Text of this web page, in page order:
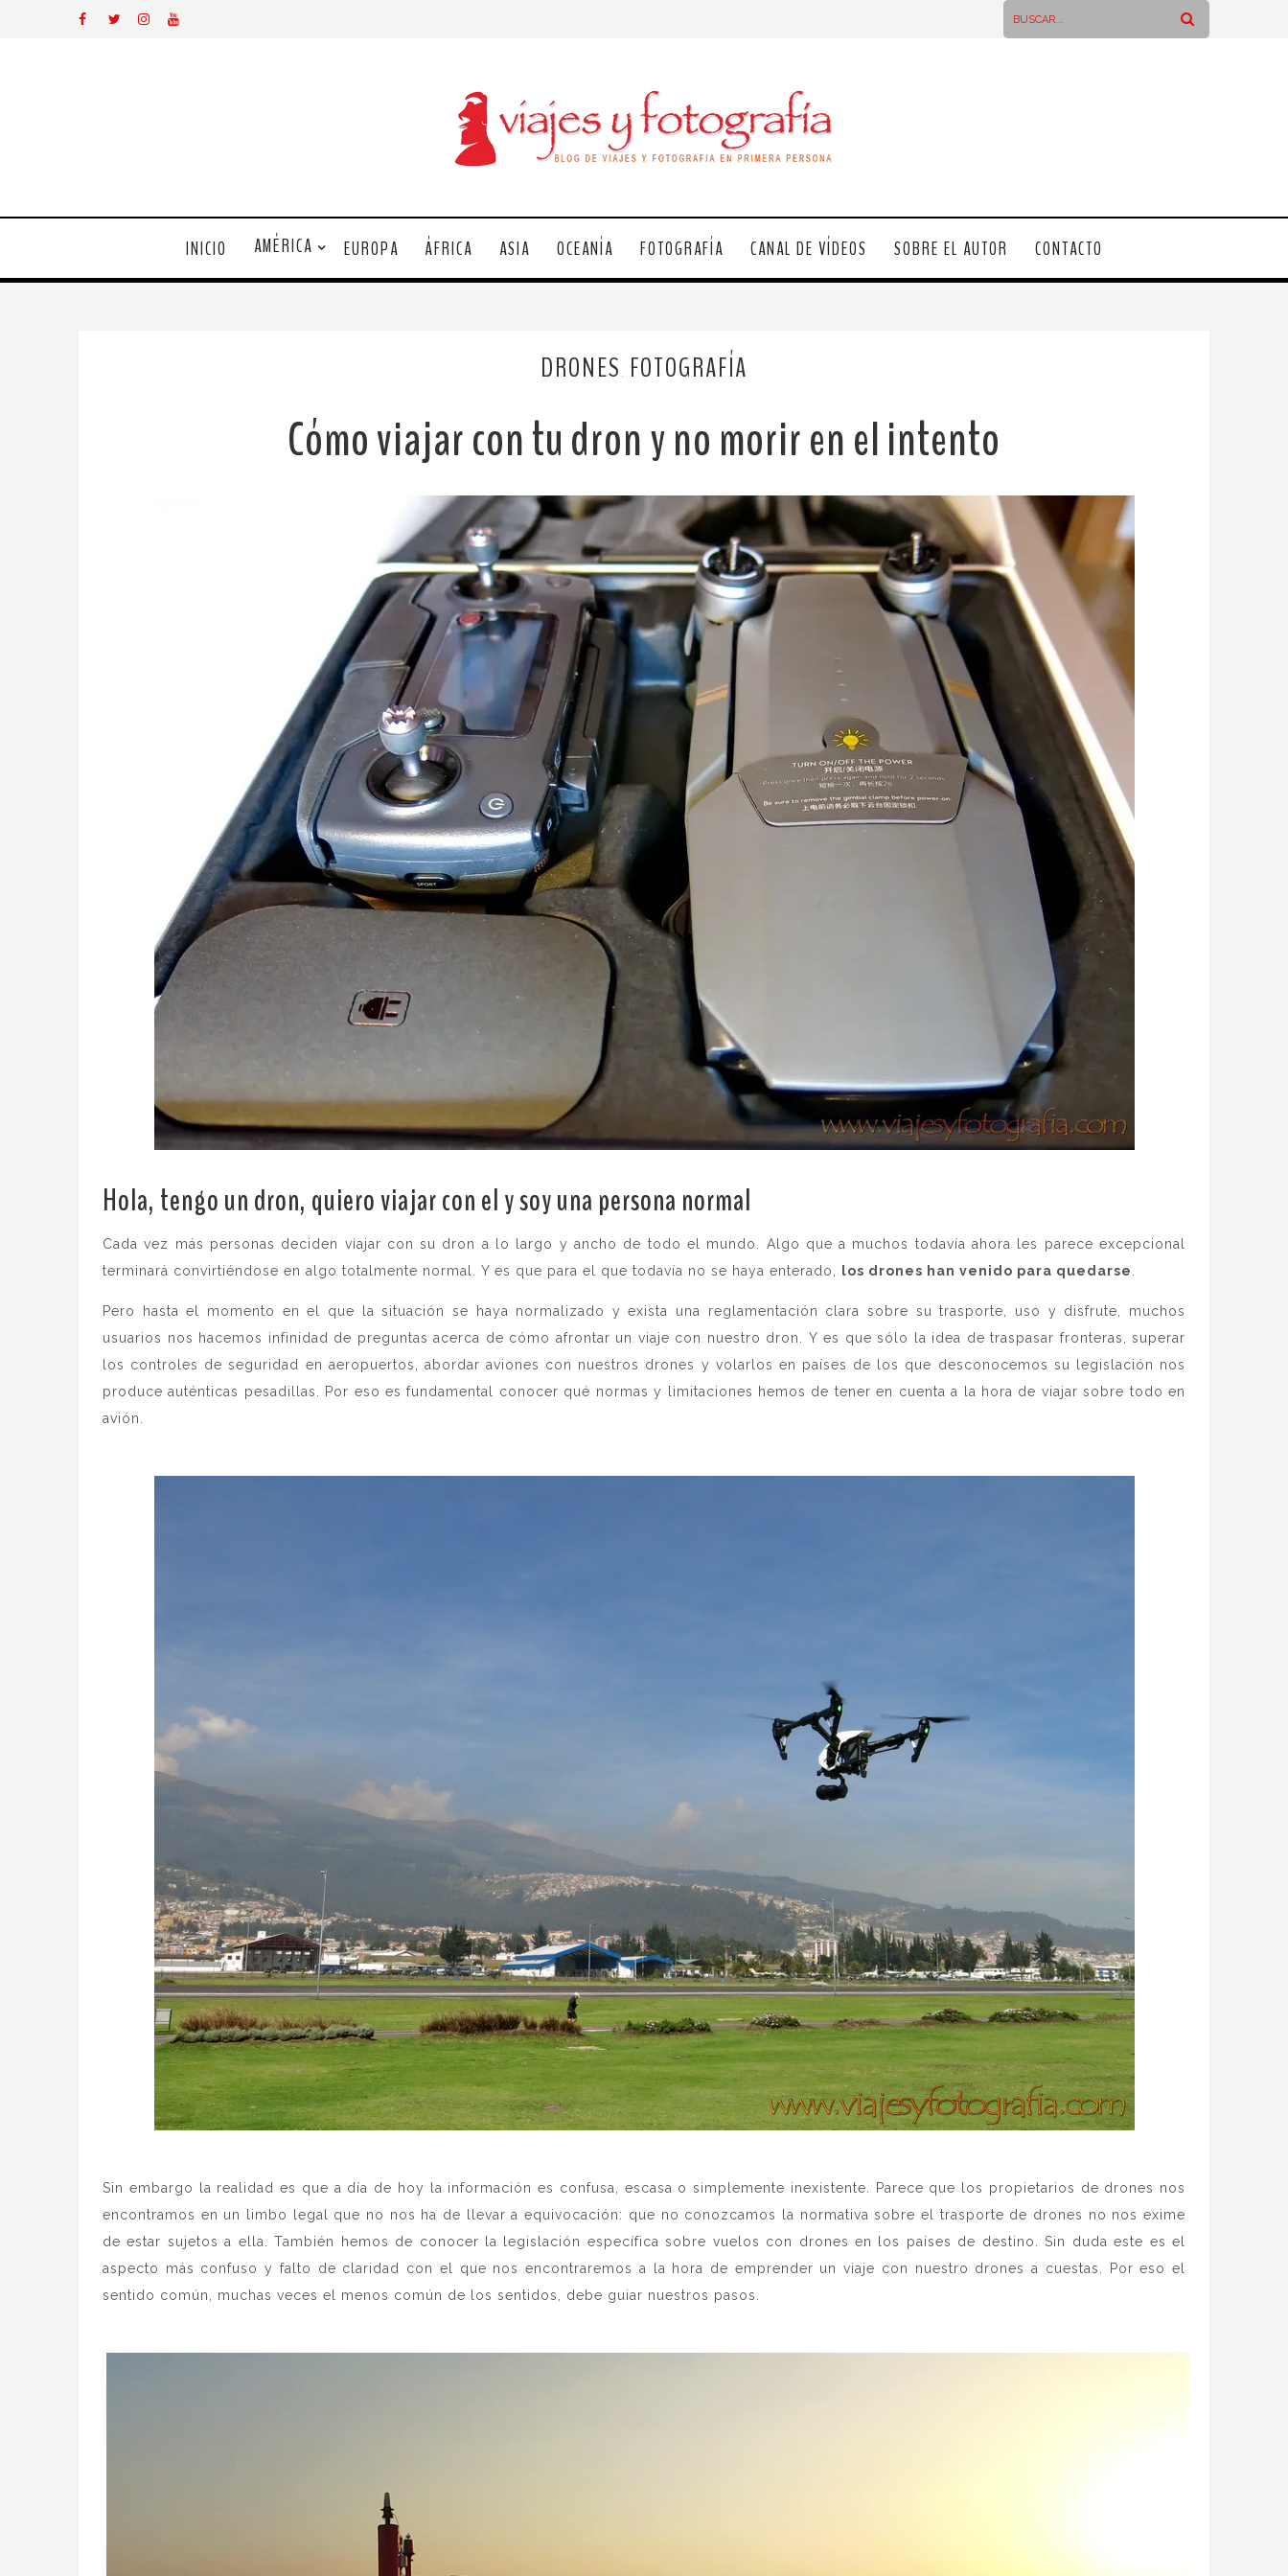
INICIO AMÉRICA EUROPA ÁFRICA ASIA OCEANÍA FOTOGRAFÍA CANAL DE VÍDEOS SOBRE EL AUTOR CONTACTO
DRONES FOTOGRAFÍA
Cómo viajar con tu dron y no morir en el intento
Hola, tengo un dron, quiero viajar con el y soy una persona normal
Cada vez más personas deciden viajar con su dron a lo largo y ancho de todo el mundo. Algo que a muchos todavía ahora les parece excepcional
terminará convirtiéndose en algo totalmente normal. Y es que para el que todavía no se haya enterado,
los drones han venido para quedarse
Pero hasta el momento en el que la situación se haya normalizado y exista una reglamentación clara sobre su trasporte, uso y disfrute, muchos
usuarios nos hacemos infinidad de preguntas acerca de cómo afrontar un viaje con nuestro dron. Y es que sólo la idea de traspasar fronteras, superar
los controles de seguridad en aeropuertos, abordar aviones con nuestros drones y volarlos en países de los que desconocemos su legislación nos
produce auténticas pesadillas. Por eso es fundamental conocer qué normas y limitaciones hemos de tener en cuenta a la hora de viajar sobre todo en
avión.
Sin embargo la realidad es que a día de hoy la información es confusa, escasa o simplemente inexistente. Parece que los propietarios de drones nos
encontramos en un limbo legal que no nos ha de llevar a equivocación: que no conozcamos la normativa sobre el trasporte de drones no nos exime
de estar sujetos a ella. También hemos de conocer la legislación específica sobre vuelos con drones en los países de destino. Sin duda este es el
aspecto más confuso y falto de claridad con el que nos encontraremos a la hora de emprender un viaje con nuestro drones a cuestas. Por eso el
sentido común, muchas veces el menos común de los sentidos, debe guiar nuestros pasos.